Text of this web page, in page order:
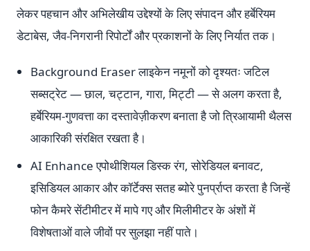
लेकर पहचान और अभिलेखीय उद्देश्यों के लिए संपादन और हर्बेरियम
डेटाबेस, जैव-निगरानी रिपोर्टों और प्रकाशनों के लिए निर्यात तक।
Background Eraser लाइकेन नमूनों को दृश्यतः जटिल
सब्सट्रेट — छाल, चट्टान, गारा, मिट्टी — से अलग करता है,
हर्बेरियम-गुणवत्ता का दस्तावेज़ीकरण बनाता है जो त्रिआयामी थैलस
आकारिकी संरक्षित रखता है।
AI Enhance एपोथीशियल डिस्क रंग, सोरेडियल बनावट,
इसिडियल आकार और कॉर्टेक्स सतह ब्योरे पुनर्प्राप्त करता है जिन्हें
फोन कैमरे सेंटीमीटर में मापे गए और मिलीमीटर के अंशों में
विशेषताओं वाले जीवों पर सुलझा नहीं पाते।